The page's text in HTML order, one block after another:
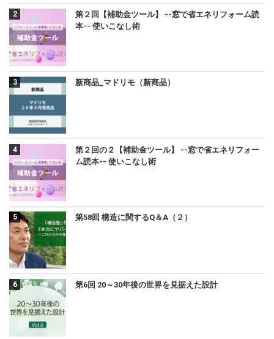
第２回【補助金ツール】 --窓で省エネリフォーム読
本-- 使いこなし術
新商品_マドリモ（新商品）
第２回の２【補助金ツール】 --窓で省エネリフォー
ム読本-- 使いこなし術
第58回 構造に関するQ＆A（２）
第6回 20～30年後の世界を見据えた設計